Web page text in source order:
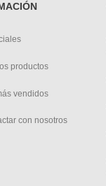
productos
vendidos
con nosotros